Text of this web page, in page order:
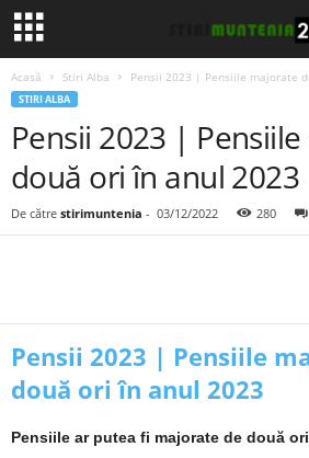
Acasă Stiri Alba Pensii 2023 | Pensiile majorate
STIRI ALBA
Pensii 2023 |
două ori în anul 2023
De către stirimuntenia - 03/12/2022 280
Pensii 2023 | Pensiile
două ori în anul 2023
Pensiile ar putea fi majorate de două